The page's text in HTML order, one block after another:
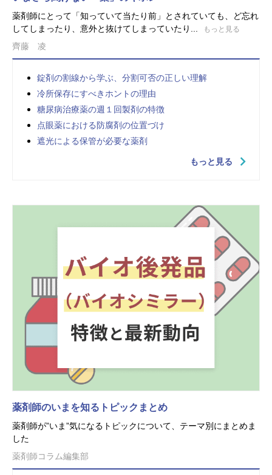
薬剤師にとって「知っていて当たり前」とされていても、ど忘れ
してしまったり、意外と抜けてしまっていたり...
もっと見る
齊藤 凌
錠剤の割線から学ぶ、分割可否の正しい理解
冷所保存にすべきホントの理由
糖尿病治療薬の週１回製剤の特徴
点眼薬における防腐剤の位置づけ
遮光による保管が必要な薬剤
もっと見る
薬剤師のいまを知るトピックまとめ
薬剤師が”いま”気になるトピックについて、テーマ別にまとめま
した
薬剤師コラム編集部